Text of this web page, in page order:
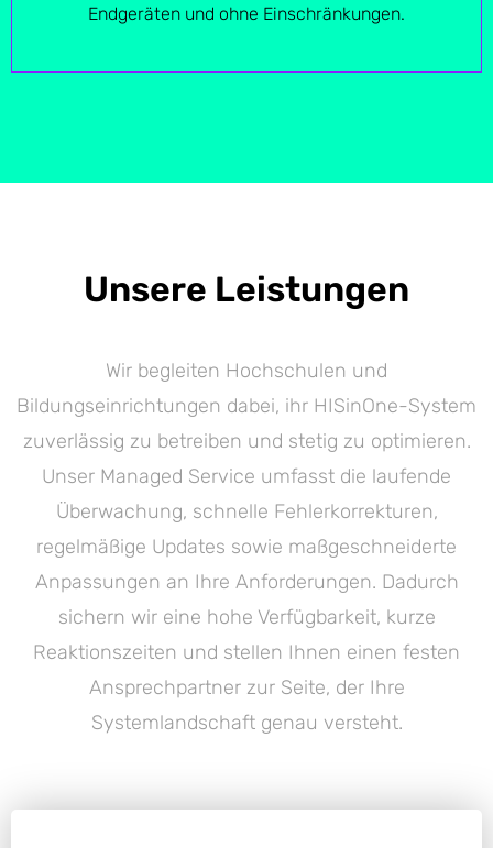
Endgeräten und ohne Einschränkungen.
Unsere Leistungen
Wir begleiten Hochschulen und
Bildungseinrichtungen dabei, ihr HISinOne-System
zuverlässig zu betreiben und stetig zu optimieren.
Unser Managed Service umfasst die laufende
Überwachung, schnelle Fehlerkorrekturen,
regelmäßige Updates sowie maßgeschneiderte
Anpassungen an Ihre Anforderungen. Dadurch
sichern wir eine hohe Verfügbarkeit, kurze
Reaktionszeiten und stellen Ihnen einen festen
Ansprechpartner zur Seite, der Ihre
Systemlandschaft genau versteht.